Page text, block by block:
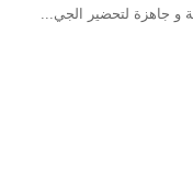
و جاهزة لتحضير الجي...